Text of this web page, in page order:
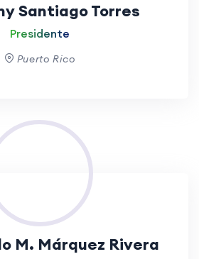
Santiago Torres
Presidente
Puerto Rico
M. Márquez Rivera